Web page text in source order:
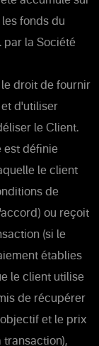
fonds du
par la Société
le droit de fournir
d'utiliser
le Client.
est définie
le client
de
ou reçoit
(si le
établies
le client utilise
de récupérer
et le prix
transaction),